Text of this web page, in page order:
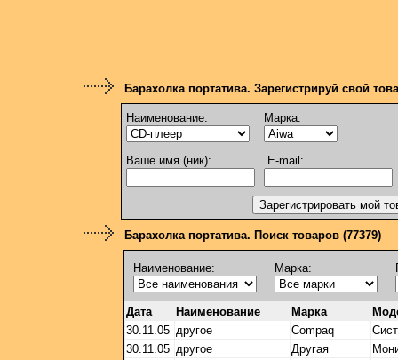
Барахолка портатива. Зарегистрируй свой
Наименование: Марка:
Ваше имя (ник): E-mail:
Барахолка портатива. Поиск товаров (77379)
Наименование: Марка:
Дата Наименование Марка
30.11.05 другое Compaq
30.11.05 другое Другая